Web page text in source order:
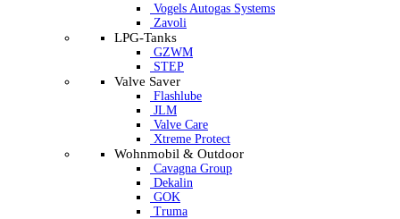
Vogels Autogas Systems
Zavoli
LPG-Tanks
GZWM
STEP
Valve Saver
Flashlube
JLM
Valve Care
Xtreme Protect
Wohnmobil & Outdoor
Cavagna Group
Dekalin
GOK
Truma